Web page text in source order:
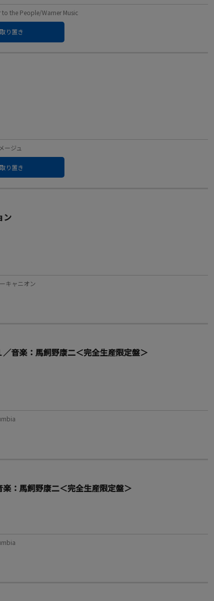
the People/Warner Music
り置き
ージュ
り置き
ン
キャニオン
音楽：馬飼野康二＜完全生産限定盤＞
：馬飼野康二＜完全生産限定盤＞